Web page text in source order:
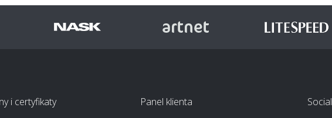
i certyfikaty Panel klienta